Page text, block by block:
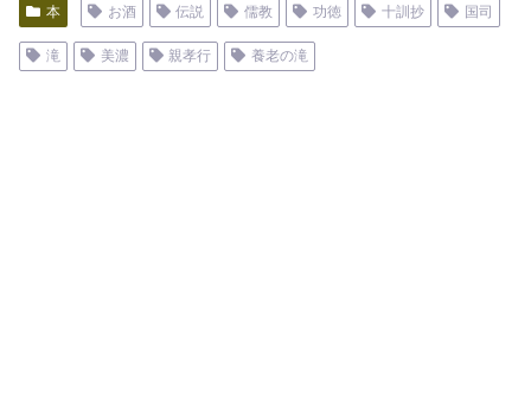
本 お酒 伝説 儒教 功徳 十訓抄 国司
滝 美濃 親孝行 養老の滝